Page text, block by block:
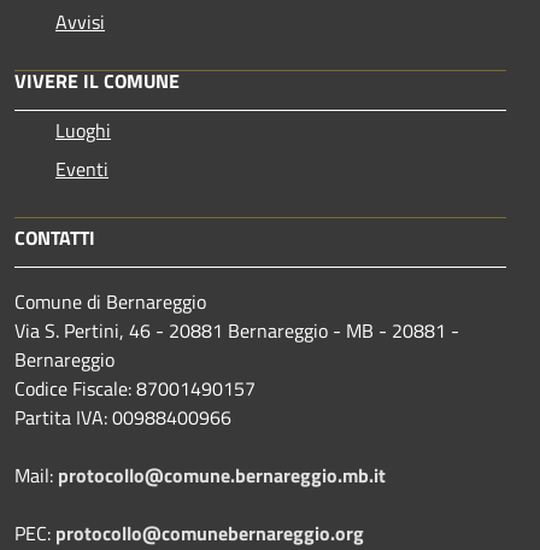
Avvisi
VIVERE IL COMUNE
Luoghi
Eventi
CONTATTI
Comune di Bernareggio
Via S. Pertini, 46 - 20881 Bernareggio - MB - 20881 -
Bernareggio
Codice Fiscale: 87001490157
Partita IVA: 00988400966
Mail: protocollo@comune.bernareggio.mb.it
PEC: protocollo@comunebernareggio.org